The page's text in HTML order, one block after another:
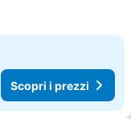
Scopri i prezzi